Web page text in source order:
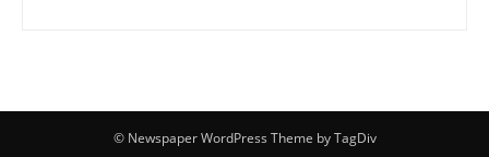
© Newspaper WordPress Theme by TagDiv